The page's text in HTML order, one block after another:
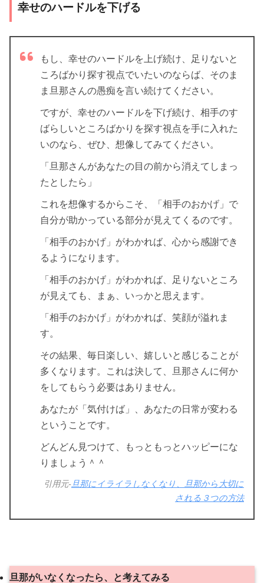
幸せのハードルを下げる
もし、幸せのハードルを上げ続け、足りないと
ころばかり探す視点でいたいのならば、そのま
ま旦那さんの愚痴を言い続けてください。
ですが、幸せのハードルを下げ続け、相手のす
ばらしいところばかりを探す視点を手に入れた
いのなら、ぜひ、想像してみてください。
「旦那さんがあなたの目の前から消えてしまっ
たとしたら」
これを想像するからこそ、「相手のおかげ」で
自分が助かっている部分が見えてくるのです。
「相手のおかげ」がわかれば、心から感謝でき
るようになります。
「相手のおかげ」がわかれば、足りないところ
が見えても、まぁ、いっかと思えます。
「相手のおかげ」がわかれば、笑顔が溢れま
す。
その結果、毎日楽しい、嬉しいと感じることが
多くなります。これは決して、旦那さんに何か
をしてもらう必要はありません。
あなたが「気付けば」、あなたの日常が変わる
ということです。
どんどん見つけて、もっともっとハッピーにな
りましょう＾＾
引用元-旦那にイライラしなくなり、旦那から大切に
される３つの方法
旦那がいなくなったら、と考えてみる